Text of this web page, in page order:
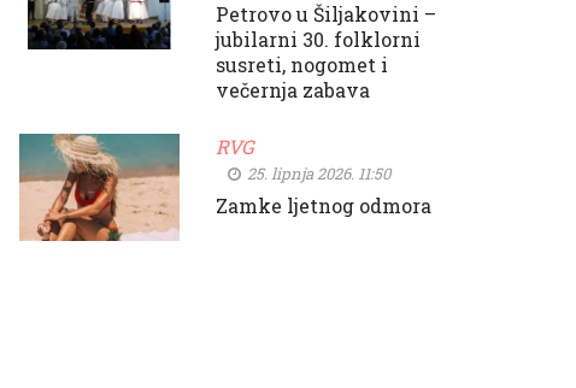
Petrovo u Šiljakovini –
jubilarni 30. folklorni
susreti, nogomet i
večernja zabava
RVG
25. lipnja 2026. 11:50
Zamke ljetnog odmora